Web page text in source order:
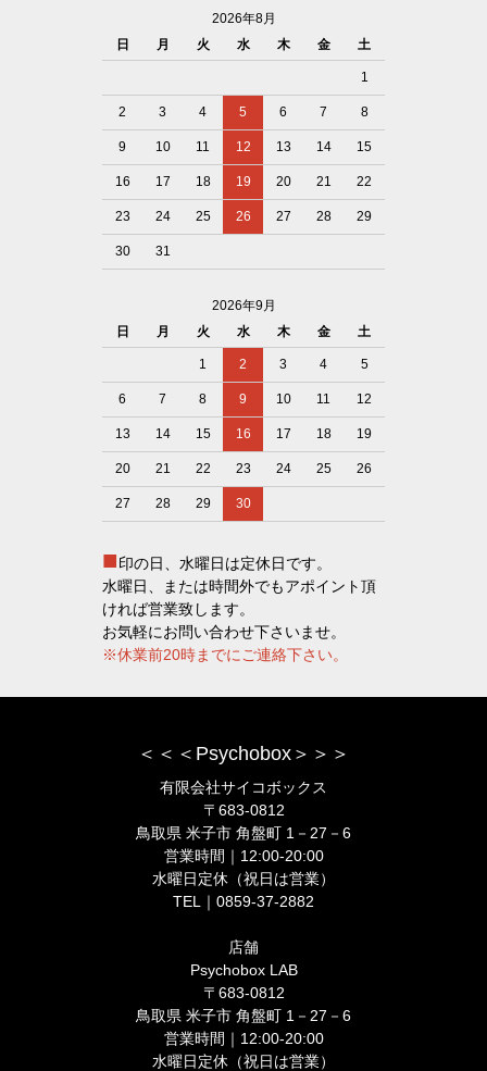
2026年8月
日
月 火 水 木 金 土
1
2 3 4 5 6 7 8
9 10 11 12 13 14 15
16 17 18 19 20 21 22
23 24 25 26 27 28 29
30 31
2026年9月
日
月 火 水 木 金 土
1 2 3 4 5
6 7 8 9 10 11 12
13 14 15 16 17 18 19
20 21 22 23 24 25 26
27 28 29 30
■印の日、水曜日は定休日です。
水曜日、または時間外でもアポイント頂
ければ営業致します。
お気軽にお問い合わせ下さいませ。
※休業前20時までにご連絡下さい。
＜＜＜Psychobox＞＞＞
有限会社サイコボックス
〒683-0812
鳥取県 米子市 角盤町 1－27－6
営業時間｜12:00-20:00
水曜日定休（祝日は営業）
TEL｜0859-37-2882
店舗
Psychobox LAB
〒683-0812
鳥取県 米子市 角盤町 1－27－6
営業時間｜12:00-20:00
水曜日定休（祝日は営業）